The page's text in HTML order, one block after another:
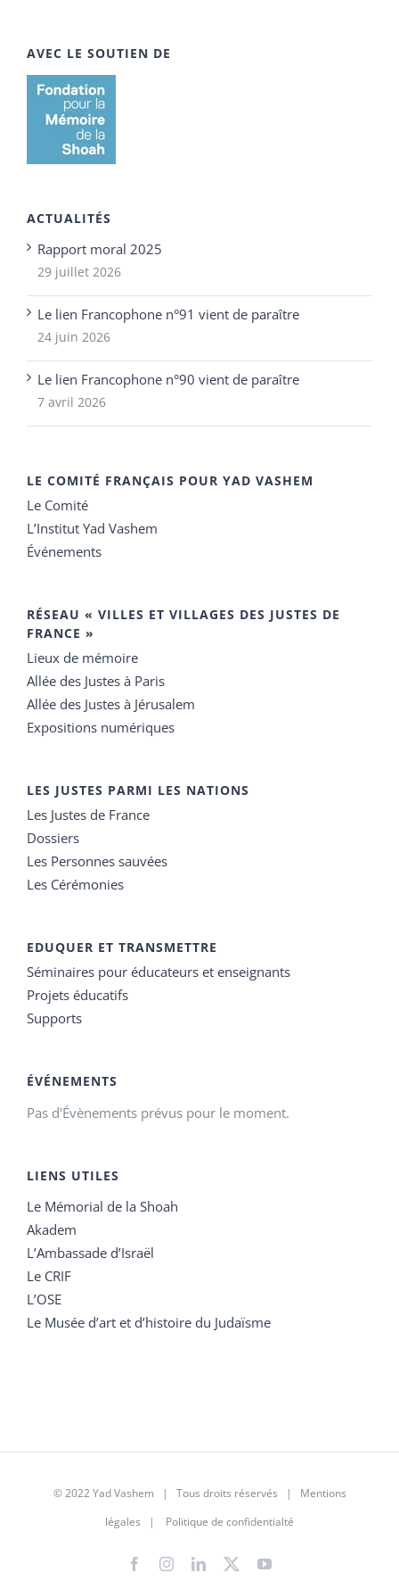
AVEC LE SOUTIEN DE
ACTUALITÉS
Rapport moral 2025
29 juillet 2026
Le lien Francophone n°91 vient de paraître
24 juin 2026
Le lien Francophone n°90 vient de paraître
7 avril 2026
LE COMITÉ FRANÇAIS POUR YAD VASHEM
Le Comité
L’Institut Yad Vashem
Événements
RÉSEAU « VILLES ET VILLAGES DES JUSTES DE
FRANCE »
Lieux de mémoire
Allée des Justes à Paris
Allée des Justes à Jérusalem
Expositions numériques
LES JUSTES PARMI LES NATIONS
Les Justes de France
Dossiers
Les Personnes sauvées
Les Cérémonies
EDUQUER ET TRANSMETTRE
Séminaires pour éducateurs et enseignants
Projets éducatifs
Supports
ÉVÉNEMENTS
Pas d'Évènements prévus pour le moment.
LIENS UTILES
Le Mémorial de la Shoah
Akadem
L’Ambassade d’Israël
Le CRIF
L’OSE
Le Musée d’art et d’histoire du Judaïsme
© 2022 Yad Vashem | Tous droits réservés | Mentions
légales | Politique de confidentialté